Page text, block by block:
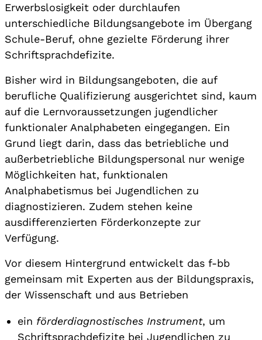
Erwerbslosigkeit oder durchlaufen
unterschiedliche Bildungsangebote im Übergang
Schule-Beruf, ohne gezielte Förderung ihrer
Schriftsprachdefizite.
Bisher wird in Bildungsangeboten, die auf
berufliche Qualifizierung ausgerichtet sind, kaum
auf die Lernvoraussetzungen jugendlicher
funktionaler Analphabeten eingegangen. Ein
Grund liegt darin, dass das betriebliche und
außerbetriebliche Bildungspersonal nur wenige
Möglichkeiten hat, funktionalen
Analphabetismus bei Jugendlichen zu
diagnostizieren. Zudem stehen keine
ausdifferenzierten Förderkonzepte zur
Verfügung.
Vor diesem Hintergrund entwickelt das f-bb
gemeinsam mit Experten aus der Bildungspraxis,
der Wissenschaft und aus Betrieben
ein förderdiagnostisches Instrument, um
Schriftsprachdefizite bei Jugendlichen zu